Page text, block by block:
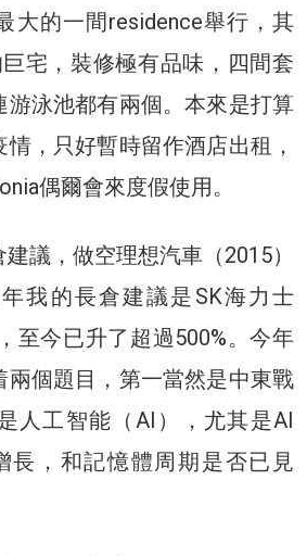
大的一間residence舉行，其
宅，裝修極有品味，四間套
游泳池都有兩個。本來是打算
，只好暫時留作酒店出租，
偶爾會來度假使用。
議，做空理想汽車（2015）
我的長倉建議是SK海力士
至今已升了超過500%。今年
兩個題目，第一當然是中東戰
人工智能（AI），尤其是AI
長，和記憶體周期是否已見